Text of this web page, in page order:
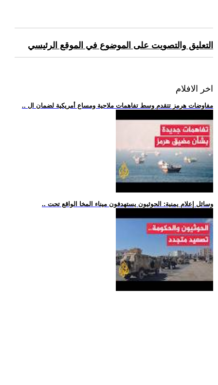
التعليق والتصويت على الموضوع في الموقع الرئيسي
اخر الافلام
.. مفاوضات هرمز تتقدم وسط تفاهمات ملاحية ومساع أمريكية لضمان ال
.. وسائل إعلام يمنية: الحوثيون يستهدفون ميناء المخا الواقع تحت